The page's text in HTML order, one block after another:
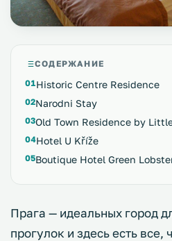
СОДЕРЖАНИЕ
Historic Centre Residence
Narodni Stay
Old Town Residence by
Hotel U Kříže
Boutique Hotel Green
Прага — идеальных город
прогулок и здесь есть все,